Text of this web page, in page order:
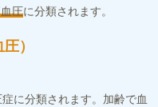
圧に分類されます。
）
に分類されます。加齢で血